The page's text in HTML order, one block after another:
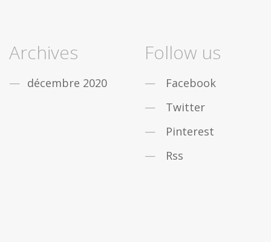
Archives
décembre 2020
Follow us
Facebook
Twitter
Pinterest
Rss